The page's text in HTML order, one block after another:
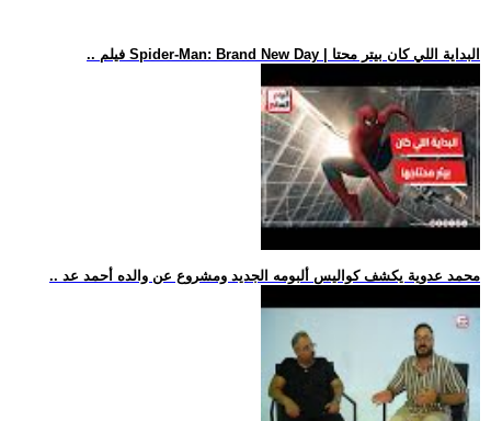
.. فيلم Spider-Man: Brand New Day | البداية اللي كان بيتر محتا
.. محمد عدوية يكشف كواليس ألبومه الجديد ومشروع عن والده أحمد عد